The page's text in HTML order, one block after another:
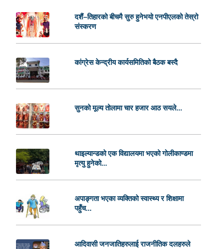
दशैं–तिहारको बीचमै सुरु हुनेभयो एनपीएलको तेस्रो
संस्करण
कांग्रेस केन्द्रीय कार्यसमितिको बैठक बस्दै
सुनको मूल्य तोलामा चार हजार आठ सयले...
थाइल्यान्डको एक विद्यालयमा भएको गोलीकाण्डमा
मृत्यु हुनेको...
अपाङ्गता भएका व्यक्तिको स्वास्थ्य र शिक्षामा
पहुँच...
आदिवासी जनजातिहरुलाई राजनीतिक दलहरुले